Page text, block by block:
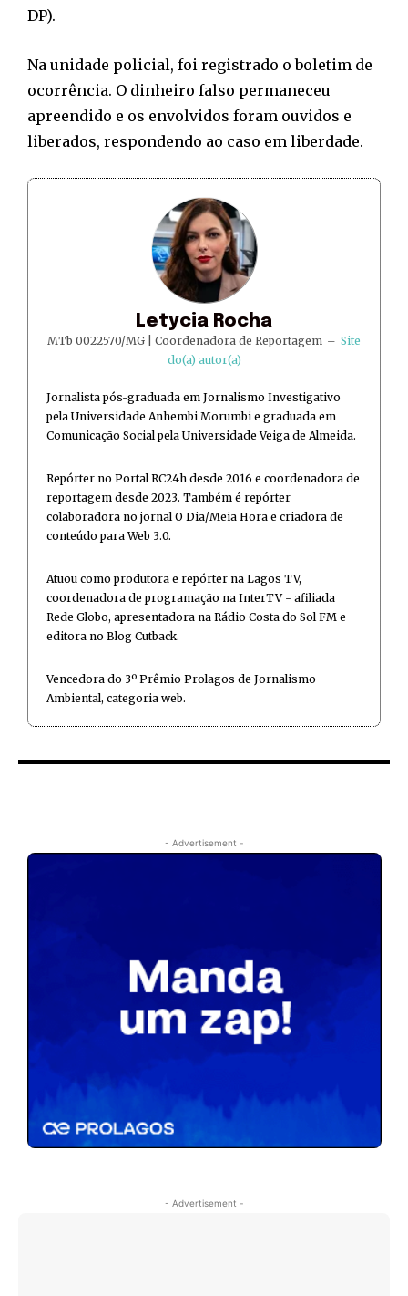
DP).
Na unidade policial, foi registrado o boletim de
ocorrência. O dinheiro falso permaneceu
apreendido e os envolvidos foram ouvidos e
liberados, respondendo ao caso em liberdade.
Letycia Rocha
MTb 0022570/MG | Coordenadora de Reportagem – Site
do(a) autor(a)
Jornalista pós-graduada em Jornalismo Investigativo
pela Universidade Anhembi Morumbi e graduada em
Comunicação Social pela Universidade Veiga de Almeida.
Repórter no Portal RC24h desde 2016 e coordenadora de
reportagem desde 2023. Também é repórter
colaboradora no jornal O Dia/Meia Hora e criadora de
conteúdo para Web 3.0.
Atuou como produtora e repórter na Lagos TV,
coordenadora de programação na InterTV - afiliada
Rede Globo, apresentadora na Rádio Costa do Sol FM e
editora no Blog Cutback.
Vencedora do 3º Prêmio Prolagos de Jornalismo
Ambiental, categoria web.
- Advertisement -
- Advertisement -